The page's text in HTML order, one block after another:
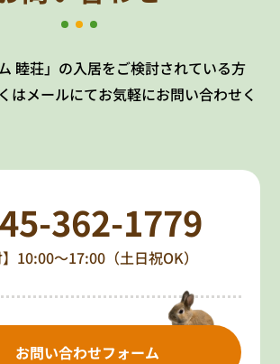
睦荘」の入居をご検討されている方
はメールにてお気軽にお問い合わせく
362-1779
】10:00～17:00（土日祝OK）
お問い合わせフォーム